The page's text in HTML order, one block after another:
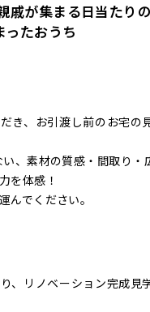
戚が集まる日当たり
ったおうち
き、お引渡し前のお宅の
、素材の質感・間取り・
を体感！
んでください。
、リノベーション完成見